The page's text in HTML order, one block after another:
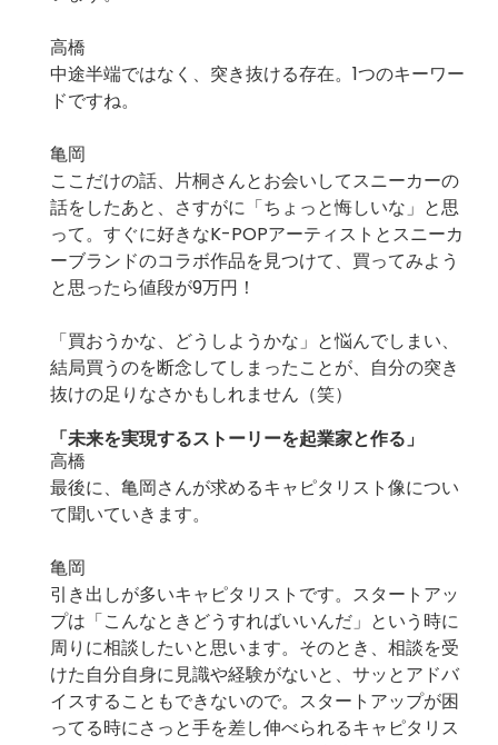
高橋
中途半端ではなく、突き抜ける存在。1つのキーワー
ドですね。
亀岡
ここだけの話、片桐さんとお会いしてスニーカーの
話をしたあと、さすがに「ちょっと悔しいな」と思
って。すぐに好きなK-POPアーティストとスニーカ
ーブランドのコラボ作品を見つけて、買ってみよう
と思ったら値段が9万円！
「買おうかな、どうしようかな」と悩んでしまい、
結局買うのを断念してしまったことが、自分の突き
抜けの足りなさかもしれません（笑）
「未来を実現するストーリーを起業家と作る」
高橋
最後に、亀岡さんが求めるキャピタリスト像につい
て聞いていきます。
亀岡
引き出しが多いキャピタリストです。スタートアッ
プは「こんなときどうすればいいんだ」という時に
周りに相談したいと思います。そのとき、相談を受
けた自分自身に見識や経験がないと、サッとアドバ
イスすることもできないので。スタートアップが困
ってる時にさっと手を差し伸べられるキャピタリス